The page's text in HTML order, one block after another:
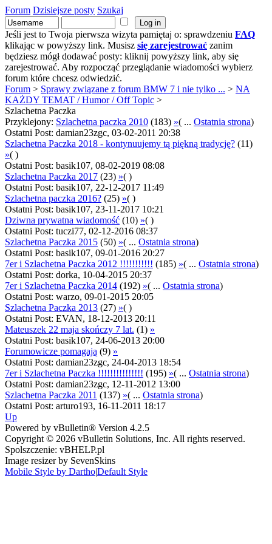
Forum Dzisiejsze posty Szukaj
Jeśli jest to Twoja pierwsza wizyta pamiętaj o: sprawdzeniu FAQ
klikając w powyższy link. Musisz się zarejestrować zanim
będziesz mógł dodawać posty: kliknij powyższy link, aby się
zarejestrować. Aby rozpocząć przeglądanie wiadomości wybierz
forum które chcesz odwiedzić.
Forum > Sprawy związane z forum BMW 7 i nie tylko ... > NA
KAŻDY TEMAT / Humor / Off Topic >
Szlachetna Paczka
Przyklejony: Szlachetna paczka 2010 (183) »( ... Ostatnia strona)
Ostatni Post: damian23zgc, 03-02-2011 20:38
Szlachetna Paczka 2018 - kontynuujemy tą piękną tradycję? (11)
»( )
Ostatni Post: basik107, 08-02-2019 08:08
Szlachetna Paczka 2017 (23) »( )
Ostatni Post: basik107, 22-12-2017 11:49
Szlachetna paczka 2016? (25) »( )
Ostatni Post: basik107, 23-11-2017 10:21
Dziwna prywatna wiadomość (10) »( )
Ostatni Post: tuczi77, 02-12-2016 08:37
Szlachetna Paczka 2015 (50) »( ... Ostatnia strona)
Ostatni Post: basik107, 09-01-2016 20:27
7er i Szlachetna Paczka 2012 !!!!!!!!!!! (185) »( ... Ostatnia strona)
Ostatni Post: dorka, 10-04-2015 20:37
7er i Szlachetna Paczka 2014 (192) »( ... Ostatnia strona)
Ostatni Post: warzo, 09-01-2015 20:05
Szlachetna Paczka 2013 (27) »( )
Ostatni Post: EVAN, 18-12-2013 20:11
Mateuszek 22 maja skończy 7 lat. (1) »
Ostatni Post: basik107, 24-06-2013 20:00
Forumowicze pomagają (9) »
Ostatni Post: damian23zgc, 24-04-2013 18:54
7er i Szlachetna Paczka !!!!!!!!!!!!!!! (195) »( ... Ostatnia strona)
Ostatni Post: damian23zgc, 12-11-2012 13:00
Szlachetna Paczka 2011 (137) »( ... Ostatnia strona)
Ostatni Post: arturo193, 16-11-2011 18:17
Up
Powered by vBulletin® Version 4.2.5
Copyright © 2026 vBulletin Solutions, Inc. All rights reserved.
Spolszczenie: vBHELP.pl
Image resizer by SevenSkins
Mobile Style by Dartho|Default Style